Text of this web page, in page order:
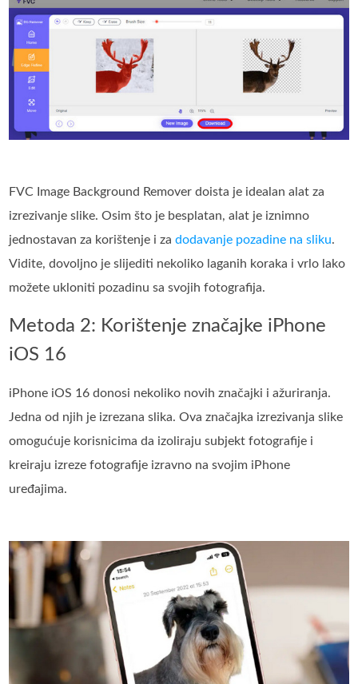
FVC Image Background Remover doista je idealan alat za
izrezivanje slike. Osim što je besplatan, alat je iznimno
jednostavan za korištenje i zadodavanje pozadine na sliku.
Vidite, dovoljno je slijediti nekoliko laganih koraka i vrlo lako
možete ukloniti pozadinu sa svojih fotografija.
Metoda 2: Korištenje značajke iPhone
iOS 16
iPhone iOS 16 donosi nekoliko novih značajki i ažuriranja.
Jedna od njih je izrezana slika. Ova značajka izrezivanja slike
omogućuje korisnicima da izoliraju subjekt fotografije i
kreiraju izreze fotografije izravno na svojim iPhone
uređajima.